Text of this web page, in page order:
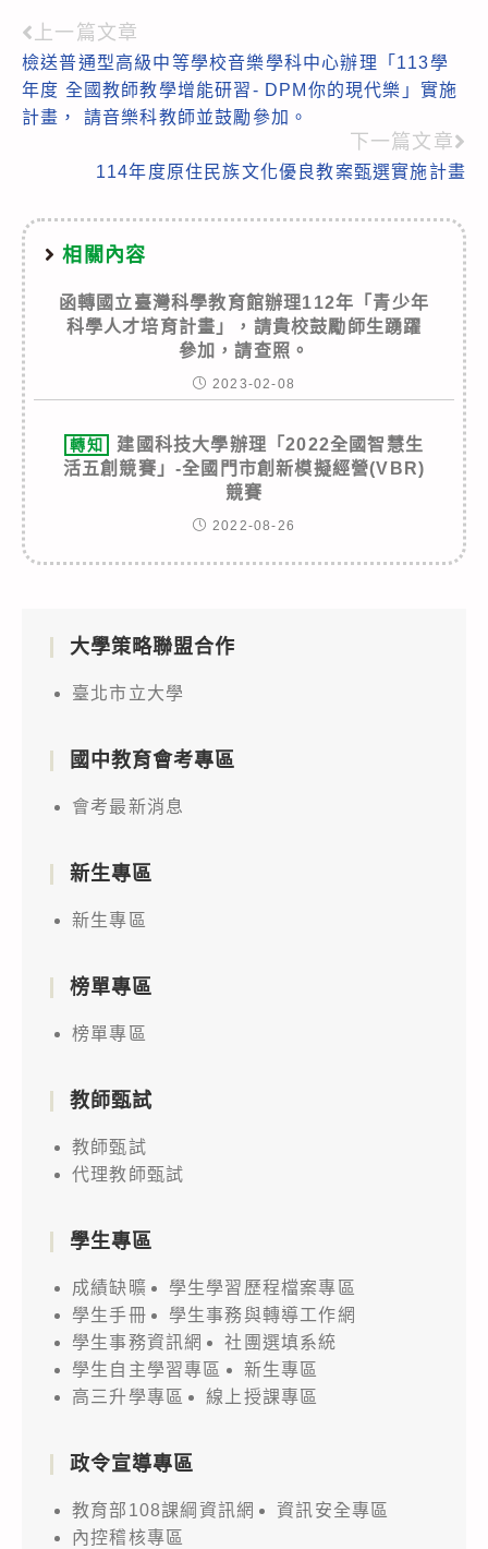
Read
more
articles
上一篇文章
檢送普通型高級中等學校音樂學科中心辦理「113學
年度 全國教師教學增能研習- DPM你的現代樂」實施
計畫， 請音樂科教師並鼓勵參加。
下一篇文章
114年度原住民族文化優良教案甄選實施計畫
相關內容
函轉國立臺灣科學教育館辦理112年「青少年
科學人才培育計畫」，請貴校鼓勵師生踴躍
參加，請查照。
2023-02-08
轉知
建國科技大學辦理「2022全國智慧生
活五創競賽」-全國門市創新模擬經營(VBR)
競賽
2022-08-26
大學策略聯盟合作
臺北市立大學
國中教育會考專區
會考最新消息
新生專區
新生專區
榜單專區
榜單專區
教師甄試
教師甄試
代理教師甄試
學生專區
成績缺曠
學生學習歷程檔案專區
學生手冊
學生事務與轉導工作網
學生事務資訊網
社團選填系統
學生自主學習專區
新生專區
高三升學專區
線上授課專區
政令宣導專區
教育部108課綱資訊網
資訊安全專區
內控稽核專區